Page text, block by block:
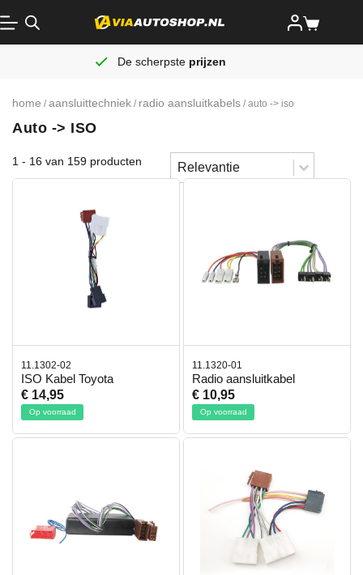
De scherpste prijzen
home / aansluittechniek / radio aansluitkabels / auto -> iso
Auto -> ISO
1 - 16 van 159 producten Sorteren
Sort content
Sort content
11.1302-02
ISO Kabel Toyota
€ 14,95
Op voorraad
11.1320-01
Radio aansluitkabel
€ 10,95
Op voorraad